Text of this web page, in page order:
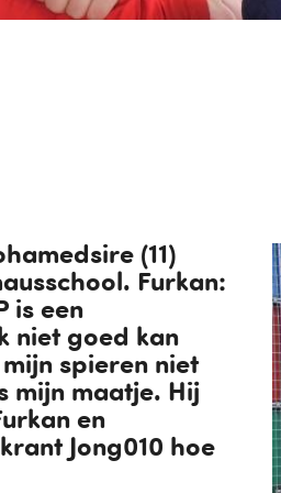
(11)
Furkan:
is een
niet goed kan
spieren niet
mijn maatje. Hij
en
Jong010 hoe